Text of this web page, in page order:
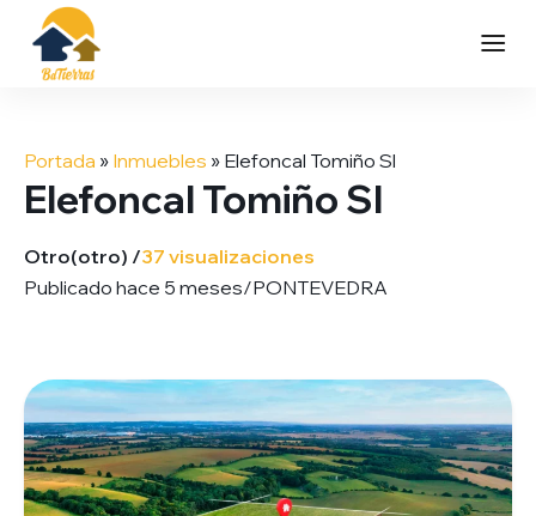
contenido
Portada » Inmuebles » Elefoncal Tomiño Sl
Elefoncal Tomiño Sl
Otro(otro) /37 visualizaciones
Publicado hace 5 meses/PONTEVEDRA